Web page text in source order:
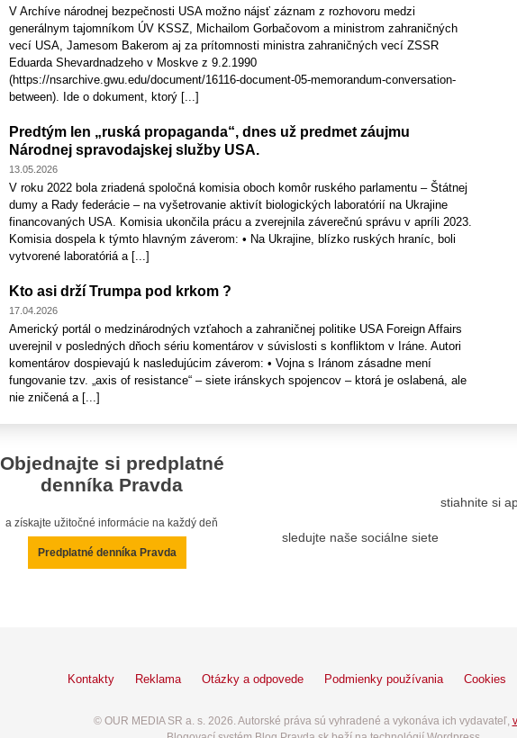
V Archíve národnej bezpečnosti USA možno nájsť záznam z rozhovoru medzi
generálnym tajomníkom ÚV KSSZ, Michailom Gorbačovom a ministrom zahraničných
vecí USA, Jamesom Bakerom aj za prítomnosti ministra zahraničných vecí ZSSR
Eduarda Shevardnadzeho v Moskve z 9.2.1990
(https://nsarchive.gwu.edu/document/16116-document-05-memorandum-conversation-
between). Ide o dokument, ktorý [...]
Predtým len „ruská propaganda“, dnes už predmet záujmu
Národnej spravodajskej služby USA.
13.05.2026
V roku 2022 bola zriadená spoločná komisia oboch komôr ruského parlamentu – Štátnej
dumy a Rady federácie – na vyšetrovanie aktivít biologických laboratórií na Ukrajine
financovaných USA. Komisia ukončila prácu a zverejnila záverečnú správu v apríli 2023.
Komisia dospela k týmto hlavným záverom: • Na Ukrajine, blízko ruských hraníc, boli
vytvorené laboratóriá a [...]
Kto asi drží Trumpa pod krkom ?
17.04.2026
Americký portál o medzinárodných vzťahoch a zahraničnej politike USA Foreign Affairs
uverejnil v posledných dňoch sériu komentárov v súvislosti s konfliktom v Iráne. Autori
komentárov dospievajú k nasledujúcim záverom: • Vojna s Iránom zásadne mení
fungovanie tzv. „axis of resistance“ – siete iránskych spojencov – ktorá je oslabená, ale
nie zničená a [...]
Objednajte si predplatné
denníka Pravda
a získajte užitočné informácie na každý deň
Predplatné denníka Pravda
sledujte naše sociálne siete
stiahnite si
Kontakty Reklama Otázky a odpovede Podmienky používania Cookies
© OUR MEDIA SR a. s. 2026. Autorské práva sú vyhradené a vykonáva ich vydavateľ,